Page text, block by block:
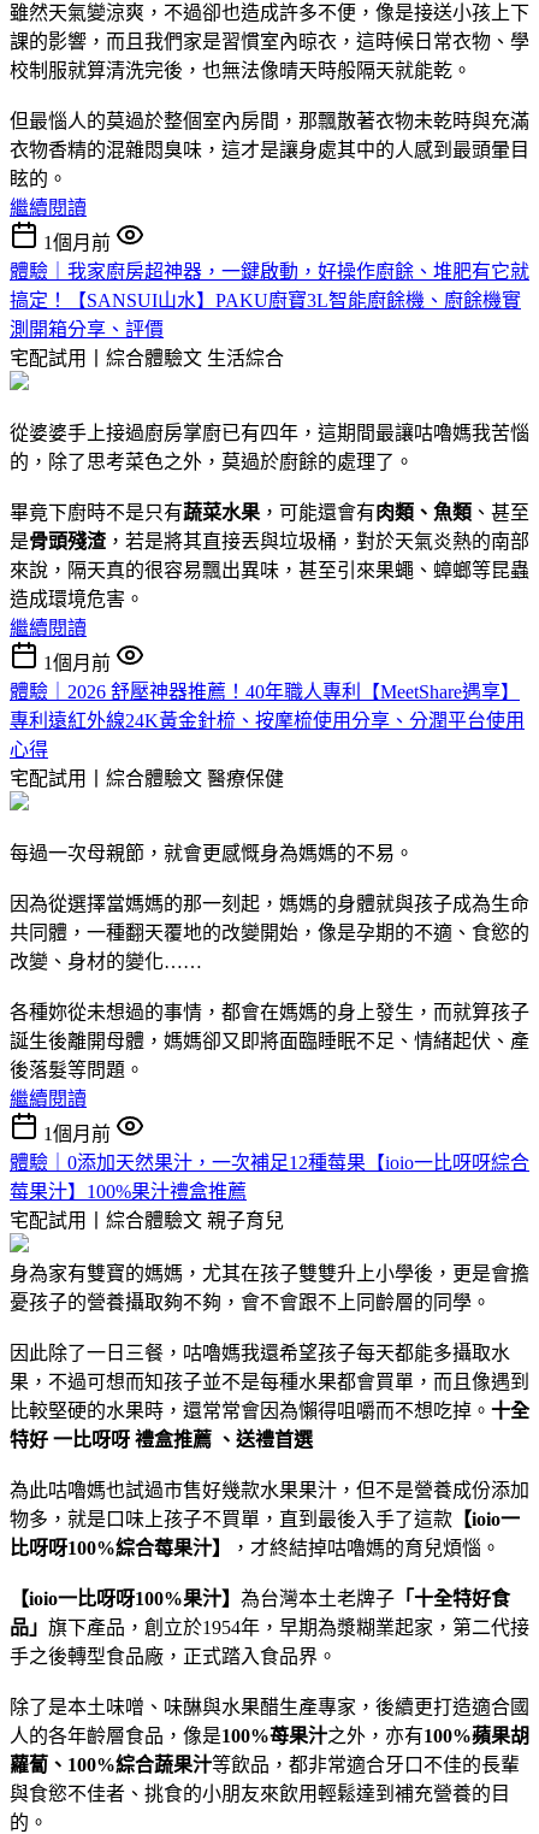
雖然天氣變涼爽，不過卻也造成許多不便，像是接送小孩上下
課的影響，而且我們家是習慣室內晾衣，這時候日常衣物、學
校制服就算清洗完後，也無法像晴天時般隔天就能乾。
但最惱人的莫過於整個室內房間，那飄散著衣物未乾時與充滿
衣物香精的混雜悶臭味，這才是讓身處其中的人感到最頭暈目
眩的。
繼續閱讀
1個月前
體驗｜我家廚房超神器，一鍵啟動，好操作廚餘、堆肥有它就
搞定！【SANSUI山水】PAKU廚寶3L智能廚餘機、廚餘機實
測開箱分享、評價
宅配試用丨綜合體驗文 生活綜合
從婆婆手上接過廚房掌廚已有四年，這期間最讓咕嚕媽我苦惱
的，除了思考菜色之外，莫過於廚餘的處理了。
畢竟下廚時不是只有蔬菜水果 ，可能還會有肉類、魚類 、甚至
是骨頭殘渣 ，若是將其直接丟與垃圾桶，對於天氣炎熱的南部
來說，隔天真的很容易飄出異味，甚至引來果蠅、蟑螂等昆蟲
造成環境危害。
繼續閱讀
1個月前
體驗｜2026 舒壓神器推薦！40年職人專利【MeetShare遇享】
專利遠紅外線24K黃金針梳、按摩梳使用分享、分潤平台使用
心得
宅配試用丨綜合體驗文 醫療保健
每過一次母親節，就會更感慨身為媽媽的不易。
因為從選擇當媽媽的那一刻起，媽媽的身體就與孩子成為生命
共同體，一種翻天覆地的改變開始，像是孕期的不適、食慾的
改變、身材的變化……
各種妳從未想過的事情，都會在媽媽的身上發生，而就算孩子
誕生後離開母體，媽媽卻又即將面臨睡眠不足、情緒起伏、產
後落髮等問題。
繼續閱讀
1個月前
體驗｜0添加天然果汁，一次補足12種莓果【ioio一比呀呀綜合
莓果汁】100%果汁禮盒推薦
宅配試用丨綜合體驗文 親子育兒
身為家有雙寶的媽媽，尤其在孩子雙雙升上小學後，更是會擔
憂孩子的營養攝取夠不夠，會不會跟不上同齡層的同學。
因此除了一日三餐，咕嚕媽我還希望孩子每天都能多攝取水
果，不過可想而知孩子並不是每種水果都會買單，而且像遇到
比較堅硬的水果時，還常常會因為懶得咀嚼而不想吃掉。 十全
特好 一比呀呀 禮盒推薦 、送禮首選
為此咕嚕媽也試過市售好幾款水果果汁，但不是營養成份添加
物多，就是口味上孩子不買單，直到最後入手了這款 【ioio一
比呀呀100%綜合莓果汁】
，才終結掉咕嚕媽的育兒煩惱。
【ioio一比呀呀100%果汁】 為台灣本土老牌子 「十全特好食
品」 旗下產品，創立於1954年，早期為漿糊業起家，第二代接
手之後轉型食品廠，正式踏入食品界。
除了是本土味噌、味醂與水果醋生產專家，後續更打造適合國
人的各年齡層食品，像是100%苺果汁之外，亦有100%蘋果胡
蘿蔔、100%綜合蔬果汁等飲品，都非常適合牙口不佳的長輩
與食慾不佳者、挑食的小朋友來飲用輕鬆達到補充營養的目
的。